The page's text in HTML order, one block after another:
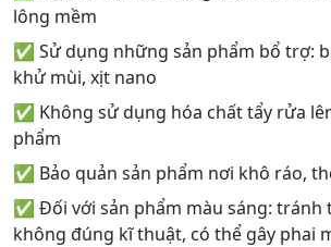
lông mềm
✅ Sử dụng những sản phẩm bổ trợ:
khử mùi, xịt nano
✅ Không sử dụng hóa chất tẩy rửa
phẩm
✅ Bảo quản sản phẩm nơi khô ráo,
✅ Đối với sản phẩm màu sáng: tránh
không đúng kĩ thuật, có thể gây phai